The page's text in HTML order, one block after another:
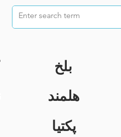
بلخ
هلمند
پکتیا